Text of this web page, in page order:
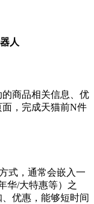
人
商品相关信息、优
，完成天猫前N件
式，通常会嵌入一
华/大特惠等）之
优惠，能够短时间